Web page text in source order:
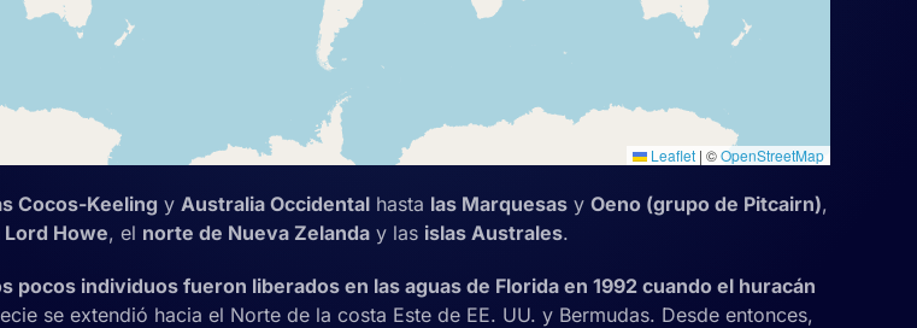
Leaflet | ©OpenStreetMap
Cocos-Keeling y Australia Occidental hasta las Marquesas y Oeno (grupo de Pitcairn),
Lord Howe, el norte de Nueva Zelanda y las islas Australes.
pocos individuos fueron liberados en las aguas de Florida en 1992 cuando el huracán
se extendió hacia el Norte de la costa Este de EE. UU. y Bermudas. Desde entonces,